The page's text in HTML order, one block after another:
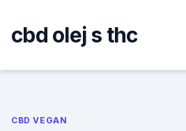
content
cbd olej s thc
CBD VEGAN